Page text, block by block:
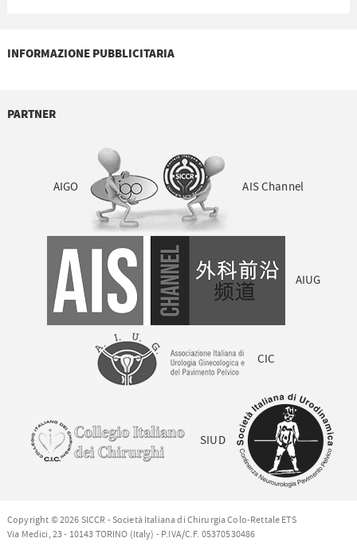
INFORMAZIONE PUBBLICITARIA
PARTNER
AIGO AIS Channel
AIUG
CIC
SIUD
Copyright © 2026 SICCR - Società Italiana di Chirurgia Colo-Rettale ETS
Via Medici, 23 - 10143 TORINO (Italy) - P.IVA/C.F. 05370530486